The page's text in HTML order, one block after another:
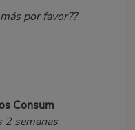
por favor??
Consum
2 semanas